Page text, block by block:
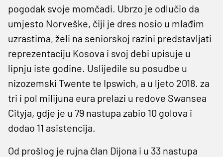
pogodak svoje momčadi. Ubrzo je odlučio da
umjesto Norveške, čiji je dres nosio u mlađim
uzrastima, želi na seniorskoj razini predstavljati
reprezentaciju Kosova i svoj debi upisuje u
lipnju iste godine. Uslijedile su posudbe u
nizozemski Twente te Ipswich, a u ljeto 2018. za
tri i pol milijuna eura prelazi u redove Swansea
Cityja, gdje je u 79 nastupa zabio 10 golova i
dodao 11 asistencija.
Od prošlog je rujna član Dijona i u 33 nastupa